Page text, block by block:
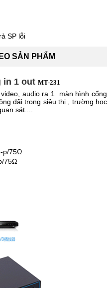
SP lỗi
SẢN PHẨM
in 1 out MT-231
audio ra 1 màn hình cổng
dãi trong siêu thị , trường học
sát....
p/75Ω
75Ω